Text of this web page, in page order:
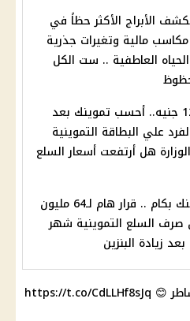
الأبراج الأكثر حظاً في
نهاية 2024 مكاسب مالية وتغيرات جذرية
العاطفية .. ست الكل
السكر بـ12.60 جنيه.. أحسب تموينك بعد
علي البطاقة التموينية
هل أرتفعت أسعار السلع
هتجيب تموينك بكام .. قرار هام لـ64 مليون
السلع التموينية شهر
😊
https://t.co/CdLLHf8sJq